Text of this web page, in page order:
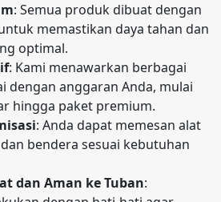
: Semua produk dibuat dengan
memastikan daya tahan dan
optimal.
: Kami menawarkan berbagai
dengan anggaran Anda, mulai
hingga paket premium.
: Anda dapat memesan alat
bendera sesuai kebutuhan
dan Aman ke Tuban: